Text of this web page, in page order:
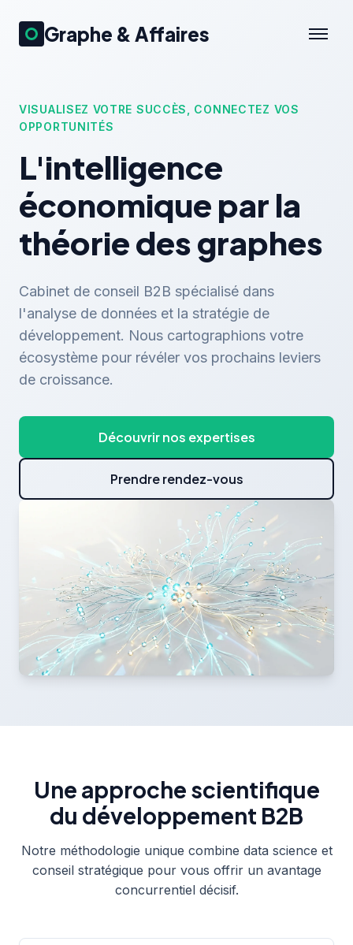
Graphe & Affaires
VISUALISEZ VOTRE SUCCÈS, CONNECTEZ VOS
OPPORTUNITÉS
L'intelligence
économique par la
théorie des graphes
Cabinet de conseil B2B spécialisé dans
l'analyse de données et la stratégie de
développement. Nous cartographions votre
écosystème pour révéler vos prochains leviers
de croissance.
Découvrir nos expertises
Prendre rendez-vous
Une approche scientifique
du développement B2B
Notre méthodologie unique combine data science et
conseil stratégique pour vous offrir un avantage
concurrentiel décisif.